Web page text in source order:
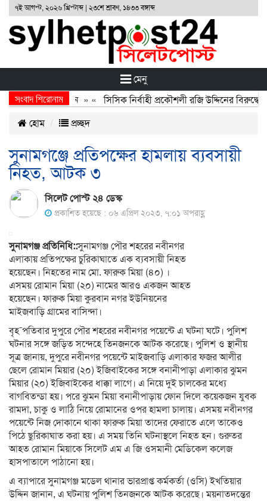
৭ই আগস্ট, ২০২৬ খ্রিস্টাব্দ | ২৩শে শ্রাবণ, ১৪৩৩ বঙ্গাব্দ
মেনু
সংবাদ শিরোনাম
বর্জন ও বিসর্জন » « সিসিক নির্বাহী প্রকৌশলী রজি উদ্দিনের
হোম
প্রচ্ছদ
সুনামগঞ্জে প্রতিপক্ষের হামলায় ব্যবসায়ী
নিহত, আটক ৩
সিলেট পোস্ট ২৪ ডেস্ক
প্রকাশিত হয়েছে : ০৬ এপ্রিল ২০২৩, ৭:০১ অপরাহ্ণ
সুনামগঞ্জ প্রতিনিধি::সুনামগঞ্জ পৌর শহরের নবীনগর
এলাকায় প্রতিপক্ষের চুরিকাঘাতে এক ব্যবসায়ী নিহত
হয়েছেন। নিহতের নাম মো. ফারুক মিয়া (৪০) ।
এসময় রোমান মিয়া (২০) নামের আরও একজন আহত
হয়েছেন। ফারুক মিয়া কুরবান নগর ইউনিয়নের
মাইজবাড়ি গ্রামের বাসিন্দা।
বৃহ¯পতিবার দুপুরে পৌর শহরের নবীনগর পয়েন্টে এ ঘটনা ঘটে। পুলিশ
ঘটনার সঙ্গে জড়িত সন্দেহে তিনজনকে আটক করেছে। পুলিশ ও স্থানীয়
সূত্র জানায়, দুপুরে নবীনগর পয়েন্টে মাইজবাড়ি এলাকার ফজর আলীর
ছেলে রোমান মিয়ার (২০) ইজিবাইকের সঙ্গে বনানীপাড়া এলাকার ঝুমন
মিয়ার (২০) ইজিবাইকের ধাক্কা লাগে। এ নিয়ে দুই চালকের মধ্যে
বাগবিতন্ডা হয়। পরে ঝুমন মিয়া বনানীপাড়ায় ফোন দিলে কয়েকজন যুবক
রামদা, চাকু ও লাঠি নিয়ে রোমানের ওপর হামলা চালায়। এসময় নবীনগর
পয়েন্টে নিজ দোকানে থাকা ফারুক মিয়া তাদের ফেরাতে এলে তাকেও
পিঠে ছুরিকাঘাত করা হয়। এ সময় তিনি ঘটনাস্থলে নিহত হন। গুরুতর
আহত রোমান মিয়াকে সিলেট এম এ জি ওসমানী মেডিকেল কলেজ
হাসপাতালে পাঠানো হয়।
এ ব্যাপারে সুনামগঞ্জ মডেল থানার ভারপ্রাপ্ত কর্মকর্তা (ওসি) ইখতিয়ার
উদ্দিন জানান, এ ঘটনায় পুলিশ তিনজনকে আটক করেছে। ময়নাতদন্তের